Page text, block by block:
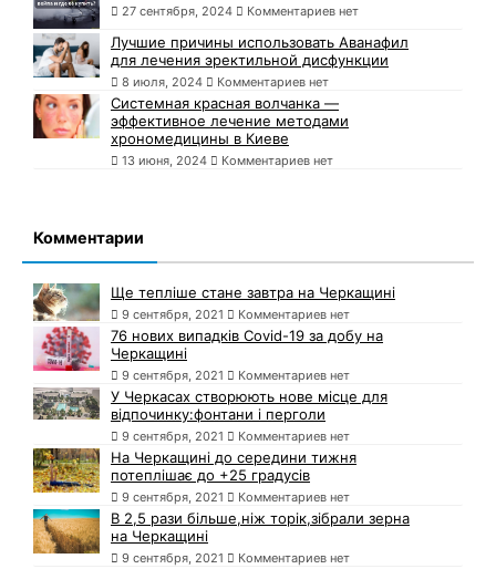
27 сентября, 2024 Комментариев нет
Лучшие причины использовать Аванафил
для лечения эректильной дисфункции
8 июля, 2024 Комментариев нет
Системная красная волчанка —
эффективное лечение методами
хрономедицины в Киеве
13 июня, 2024 Комментариев нет
Комментарии
Ще тепліше стане завтра на Черкащині
9 сентября, 2021 Комментариев нет
76 нових випадків Covid-19 за добу на
Черкащині
9 сентября, 2021 Комментариев нет
У Черкасах створюють нове місце для
відпочинку:фонтани і перголи
9 сентября, 2021 Комментариев нет
На Черкащині до середини тижня
потеплішає до +25 градусів
9 сентября, 2021 Комментариев нет
В 2,5 рази більше,ніж торік,зібрали зерна
на Черкащині
9 сентября, 2021 Комментариев нет